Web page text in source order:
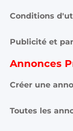
Conditions
Publicité et
Annonces
Créer une
Toutes les